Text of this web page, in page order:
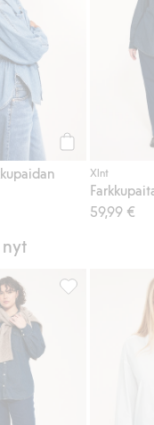
Xlnt
59,99 €
nyt
Farkkupaita,